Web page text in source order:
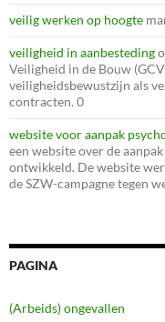
veilig werken op hoogte
veiligheid in aanbesteding
Veiligheid in de Bouw
veiligheidsbewustzijn als
contracten. 0
website voor aanpak
een website over de
ontwikkeld. De website
de SZW-campagne tegen
PAGINA
(Arbeids) ongevallen